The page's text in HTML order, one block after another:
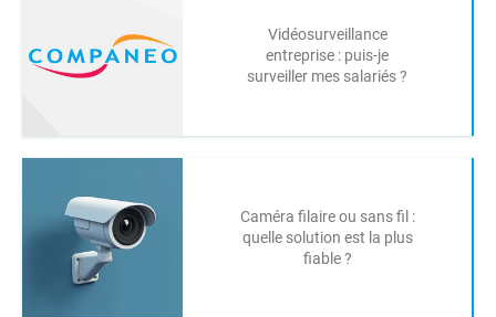
Vidéosurveillance
entreprise : puis-je
surveiller mes salariés ?
Caméra filaire ou sans fil :
quelle solution est la plus
fiable ?